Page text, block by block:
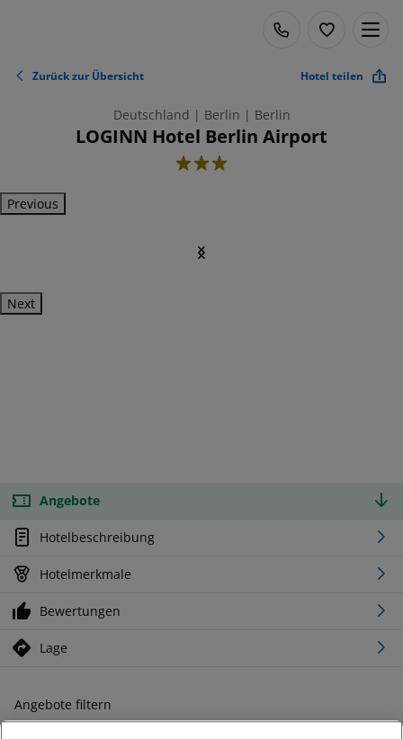
Zurück zur Übersicht Hotel teilen
Deutschland | Berlin | Berlin
LOGINN Hotel Berlin Airport
3
Previous
Next
Angebote
Hotelbeschreibung
Hotelmerkmale
Bewertungen
Lage
Angebote filtern
Ändern Sie Ihre Kriterien nach Ihren Wünschen